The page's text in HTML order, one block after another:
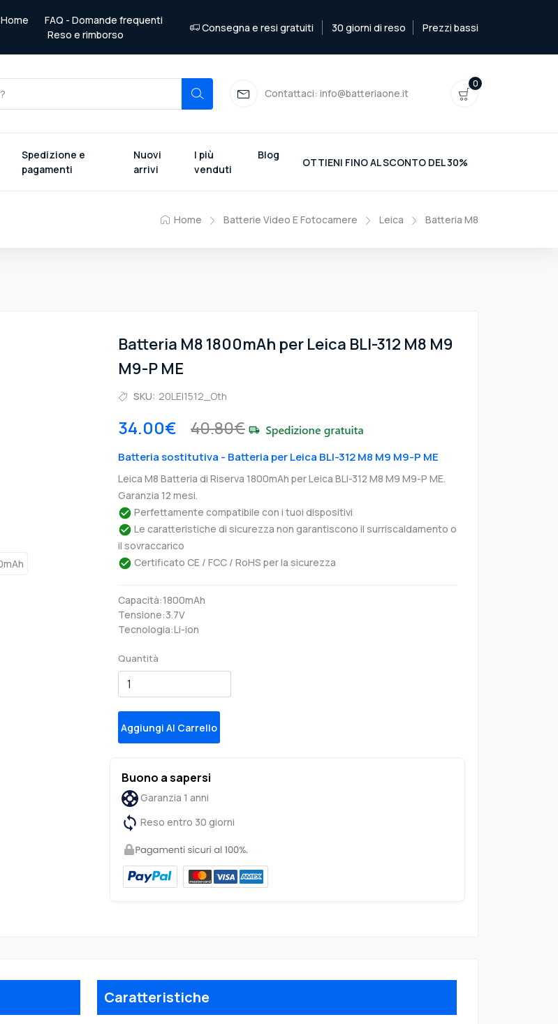
Home
FAQ - Domande frequenti
Reso e rimborso
Consegna e resi gratuiti 30 giorni di reso Prezzi bassi
Contattaci: info@batteriaone.it
0
Spedizione e
pagamenti
Nuovi
arrivi
I più
venduti
Blog
OTTIENI FINO AL SCONTO DEL 30%
Home Batterie Video E Fotocamere Leica Batteria M8
Batteria M8 1800mAh per Leica BLI-312 M8 M9
M9-P ME
SKU: 20LEI1512_Oth
34.00€ 40.80€
Batteria sostitutiva - Batteria per Leica BLI-312 M8 M9 M9-P ME
Leica M8 Batteria di Riserva 1800mAh per Leica BLI-312 M8 M9 M9-P ME.
Garanzia 12 mesi.
Perfettamente compatibile con i tuoi dispositivi
Le caratteristiche di sicurezza non garantiscono il surriscaldamento o
il sovraccarico
Certificato CE / FCC / RoHS per la sicurezza
Capacità:1800mAh
Tensione:3.7V
Tecnologia:Li-ion
Quantità
Aggiungi Al Carrello
Buono a sapersi
Garanzia 1 anni
Reso entro 30 giorni
Caratteristiche